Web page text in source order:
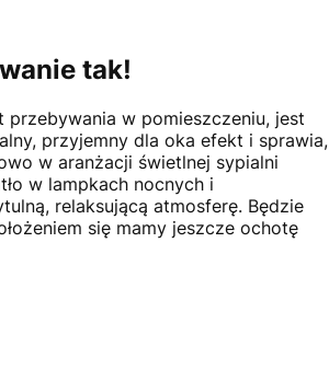
tak!
w pomieszczeniu, jest
przyjemny dla oka efekt i sprawia,
w aranżacji świetlnej sypialni
w lampkach nocnych i
relaksującą atmosferę. Będzie
się mamy jeszcze ochotę